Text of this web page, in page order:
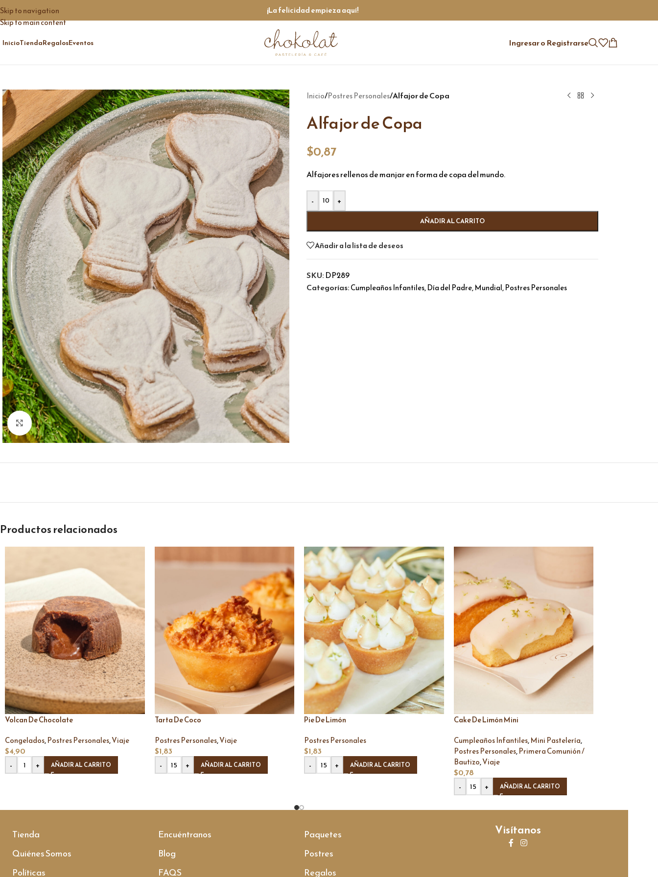
Skip to navigation
Skip to main content
¡La felicidad empieza aquí!
InicioTiendaRegalosEventos Ingresar o Registrarse
Click to enlarge
Inicio/Postres Personales/Alfajor de Copa
Alfajor de Copa
$0,87
Alfajores rellenos de manjar en forma de copa del mundo.
- +
AÑADIR AL CARRITO
Alternative:
Añadir a la lista de deseos
SKU: DP289
Categorías:Cumpleaños Infantiles,Día del Padre,Mundial,Postres Personales
Productos relacionados
Volcan De Chocolate
Congelados,Postres Personales,Viaje
$4,90
-
+ AÑADIR AL CARRITO
Tarta De Coco
Postres Personales,Viaje
$1,83
-
+ AÑADIR AL CARRITO
Pie De Limón
Postres Personales
$1,83
-
+ AÑADIR AL CARRITO
Cake De Limón Mini
Cumpleaños Infantiles,Mini Pastelería,
Postres Personales,Primera Comunión /
Bautizo,Viaje
$0,78
-
+ AÑADIR AL CARRITO
Tienda
Quiénes Somos
Políticas
Encuéntranos
Blog
FAQS
Paquetes
Postres
Regalos
Visítanos